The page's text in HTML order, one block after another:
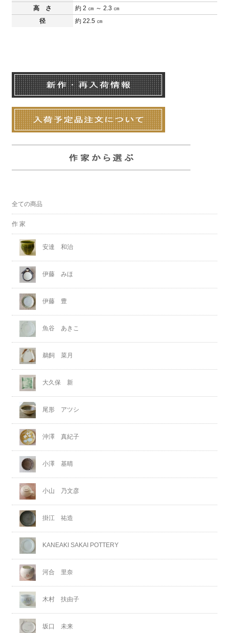
高 さ
約 2 ㎝ ～ 2.3 ㎝
径
約 22.5 ㎝
全ての商品
作 家
安達 和治
伊藤 みほ
伊藤 豊
魚谷 あきこ
鵜飼 菜月
大久保 新
尾形 アツシ
沖澤 真紀子
小澤 基晴
小山 乃文彦
掛江 祐造
KANEAKI SAKAI POTTERY
河合 里奈
木村 扶由子
坂口 未来